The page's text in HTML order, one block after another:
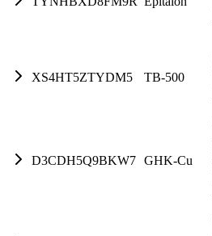
XS4HT5ZTYDM5 TB-500
D3CDH5Q9BKW7 GHK-Cu